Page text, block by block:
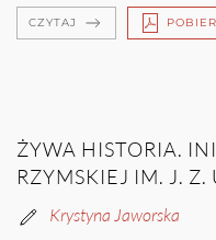
CZYTAJ
ŻYWA HISTORIA.
RZYMSKIEJ IM. J. Z.
Krystyna Jaworska